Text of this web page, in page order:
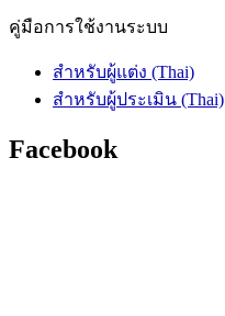
คู่มือการใช้งานระบบ
สำหรับผู้แต่ง (Thai)
สำหรับผู้ประเมิน (Thai)
Facebook